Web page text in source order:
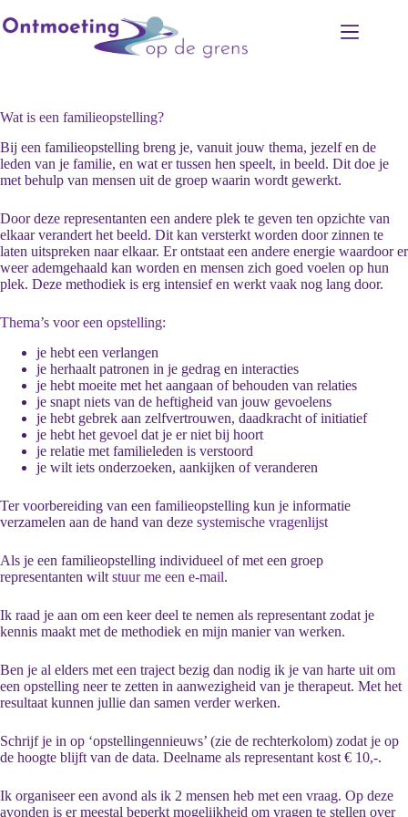
naar
Wat is een familieopstelling?
Bij een familieopstelling breng je, vanuit jouw thema, jezelf en de
leden van je familie, en wat er tussen hen speelt, in beeld. Dit doe je
met behulp van mensen uit de groep waarin wordt gewerkt.
Door deze representanten een andere plek te geven ten opzichte van
elkaar verandert het beeld. Dit kan versterkt worden door zinnen te
laten uitspreken naar elkaar. Er ontstaat een andere energie waardoor er
weer ademgehaald kan worden en mensen zich goed voelen op hun
plek. Deze methodiek is erg intensief en werkt vaak nog lang door.
Thema’s voor een opstelling:
je hebt een verlangen
je herhaalt patronen in je gedrag en interacties
je hebt moeite met het aangaan of behouden van relaties
je snapt niets van de heftigheid van jouw gevoelens
je hebt gebrek aan zelfvertrouwen, daadkracht of initiatief
je hebt het gevoel dat je er niet bij hoort
je relatie met familieleden is verstoord
je wilt iets onderzoeken, aankijken of veranderen
Ter voorbereiding van een familieopstelling kun je informatie
verzamelen aan de hand van deze systemische vragenlijst
Als je een familieopstelling individueel of met een groep
representanten wilt stuur me een e-mail.
Ik raad je aan om een keer deel te nemen als representant zodat je
kennis maakt met de methodiek en mijn manier van werken.
Ben je al elders met een traject bezig dan nodig ik je van harte uit om
een opstelling neer te zetten in aanwezigheid van je therapeut. Met het
resultaat kunnen jullie dan samen verder werken.
Schrijf je in op ‘opstellingennieuws’ (zie de rechterkolom) zodat je op
de hoogte blijft van de data. Deelname als representant kost € 10,-.
Ik organiseer een avond als ik 2 mensen heb met een vraag. Op deze
avonden is er meestal beperkt mogelijkheid om vragen te stellen over